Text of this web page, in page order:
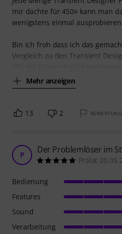
mir dachte für 450¤ kann man
wenigstens einmal
Bin ich froh dass ich das
Vergleich zu den Transient
Mehr anzeigen
13 2
P Der Problemlöser im
Prälat
Bedienung
Features
Sound
Verarbeitung